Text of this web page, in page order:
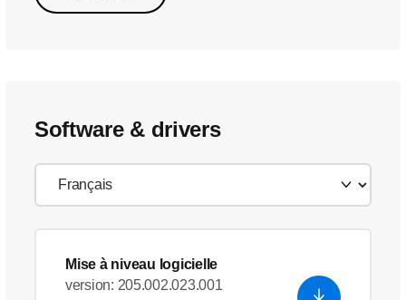
Software & drivers
Mise à niveau logicielle
version: 205.002.023.001